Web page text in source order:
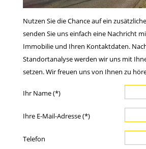
Nutzen Sie die Chance auf ein
senden Sie uns einfach eine Nachricht
Immobilie und Ihren Kontaktdaten.
Standortanalyse werden wir uns mit
setzen. Wir freuen uns von Ihnen zu
Ihr Name (*)
Ihre E-Mail-Adresse (*)
Telefon